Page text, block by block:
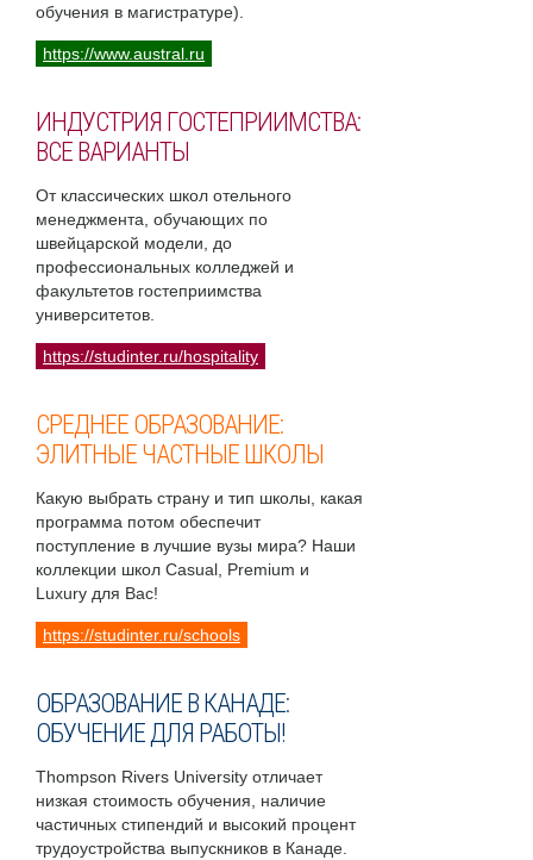
обучения в магистратуре).
https://www.austral.ru
ИНДУСТРИЯ ГОСТЕПРИИМСТВА:
ВСЕ ВАРИАНТЫ
От классических школ отельного
менеджмента, обучающих по
швейцарской модели, до
профессиональных колледжей и
факультетов гостеприимства
университетов.
https://studinter.ru/hospitality
СРЕДНЕЕ ОБРАЗОВАНИЕ:
ЭЛИТНЫЕ ЧАСТНЫЕ ШКОЛЫ
Какую выбрать страну и тип школы, какая
программа потом обеспечит
поступление в лучшие вузы мира? Наши
коллекции школ Casual, Premium и
Luxury для Вас!
https://studinter.ru/schools
ОБРАЗОВАНИЕ В КАНАДЕ:
ОБУЧЕНИЕ ДЛЯ РАБОТЫ!
Thompson Rivers University отличает
низкая стоимость обучения, наличие
частичных стипендий и высокий процент
трудоустройства выпускников в Канаде.